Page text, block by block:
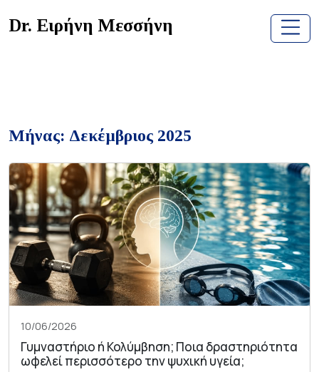
toDr. Ειρήνη Μεσσήνη
Μήνας: Δεκέμβριος 2025
10/06/2026
Γυμναστήριο ή Κολύμβηση; Ποια δραστηριότητα
ωφελεί περισσότερο την ψυχική υγεία;